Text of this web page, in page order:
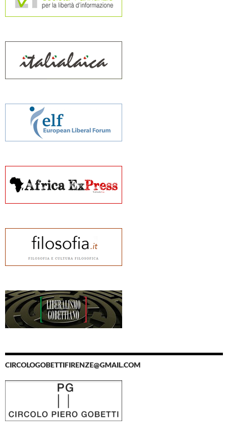
CIRCOLOGOBETTIFIRENZE@GMAIL.COM